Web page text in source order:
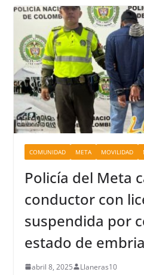
COMUNIDAD META MOVILIDAD
Policía del Meta
conductor con
suspendida por
estado de
abril 8, 2025 Llaneras10